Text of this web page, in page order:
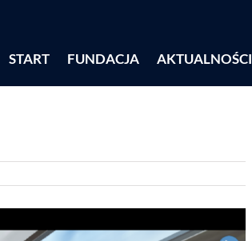
START FUNDACJA AKTUALNOŚCI